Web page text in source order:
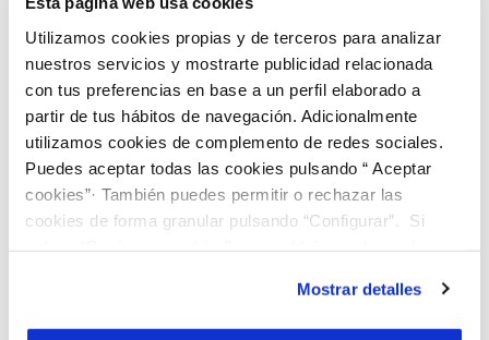
Utilizamos cookies propias y de terceros para analizar
nuestros servicios y mostrarte publicidad relacionada
con tus preferencias en base a un perfil elaborado a
partir de tus hábitos de navegación. Adicionalmente
utilizamos cookies de complemento de redes sociales.
Puedes aceptar todas las cookies pulsando “ Aceptar
cookies”· También puedes permitir o rechazar las
cookies de forma granular pulsando “Configurar”. Si
son indispensables para que el sitio web funcione y que
por tanto no se pueden desactivar. Puedes consultar
Mostrar detalles
Asimismo, Muñoz ha recordado que el compromiso
social de la empresa se extiende a otras medidas como
las tarifas bonificadas para colectivos vulnerables, el
Fondo Social para ayudar al pago de recibos o su
colaboración en programas municipales dirigidos a
menores en riesgo de exclusión, como los campamentos
de verano, entre otras actuaciones desarrolladas a lo